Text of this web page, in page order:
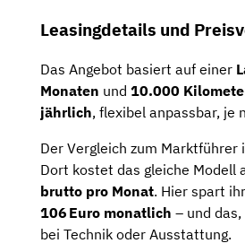
Leasingdetails und
Das Angebot basiert auf einer
Monaten und 10.000
jährlich, flexibel anpassbar, je
Der Vergleich zum Marktführer
Dort kostet das gleiche Modell
brutto pro Monat. Hier spart
106 Euro monatlich – und
bei Technik oder Ausstattung.